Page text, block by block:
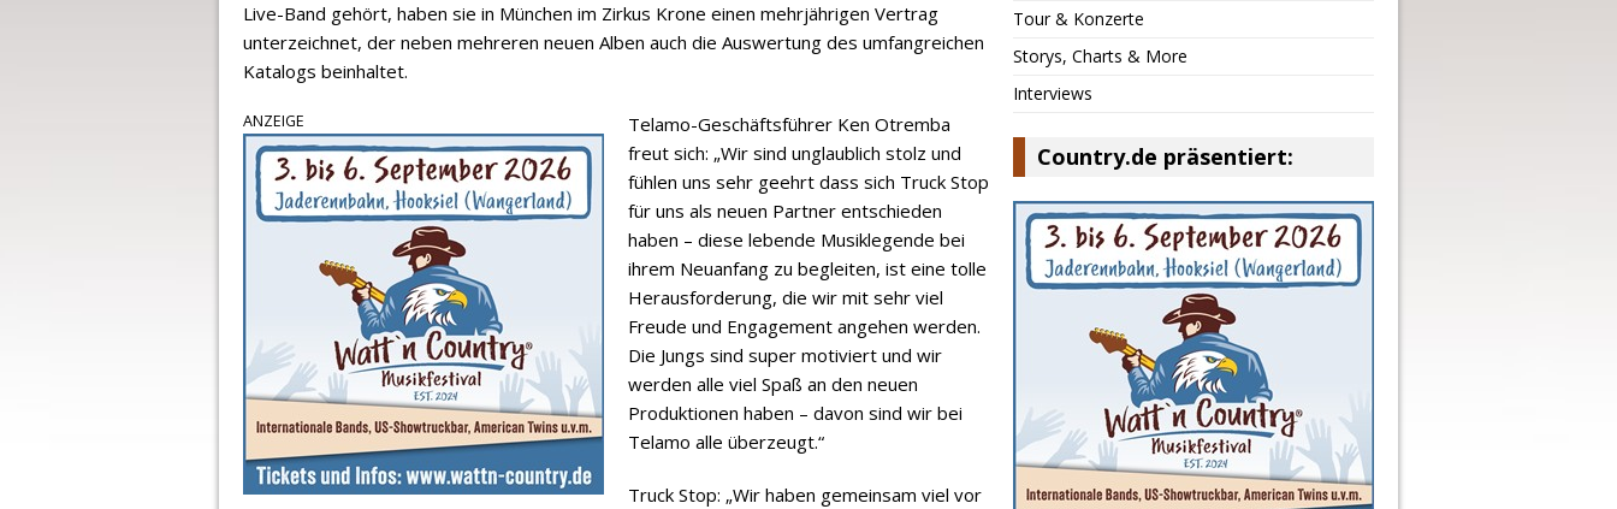
Live-Band gehört, haben sie in München im Zirkus Krone einen mehrjährigen Vertrag
unterzeichnet, der neben mehreren neuen Alben auch die Auswertung des umfangreichen
Katalogs beinhaltet.
ANZEIGE
Telamo-Geschäftsführer Ken Otremba
freut sich: „Wir sind unglaublich stolz und
fühlen uns sehr geehrt dass sich Truck Stop
für uns als neuen Partner entschieden
haben – diese lebende Musiklegende bei
ihrem Neuanfang zu begleiten, ist eine tolle
Herausforderung, die wir mit sehr viel
Freude und Engagement angehen werden.
Die Jungs sind super motiviert und wir
werden alle viel Spaß an den neuen
Produktionen haben – davon sind wir bei
Telamo alle überzeugt.“
Truck Stop: „Wir haben gemeinsam viel vor
Tour & Konzerte
Storys, Charts & More
Interviews
Country.de präsentiert: